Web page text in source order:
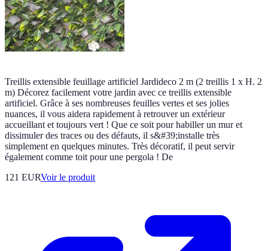
Treillis extensible feuillage artificiel Jardideco 2 m (2 treillis 1 x H. 2
m) Décorez facilement votre jardin avec ce treillis extensible
artificiel. Grâce à ses nombreuses feuilles vertes et ses jolies
nuances, il vous aidera rapidement à retrouver un extérieur
accueillant et toujours vert ! Que ce soit pour habiller un mur et
dissimuler des traces ou des défauts, il s&#39;installe très
simplement en quelques minutes. Très décoratif, il peut servir
également comme toit pour une pergola ! De
121 EURVoir le produit